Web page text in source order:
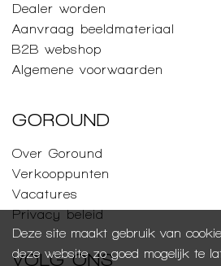
Deze site maakt gebruik van
deze website zo goed mogelijk te
Dealer worden
Aanvraag beeldmateriaal
B2B webshop
Algemene voorwaarden
GOROUND
Over Goround
Verkooppunten
Vacatures
Privacy beleid
VOLG ONS